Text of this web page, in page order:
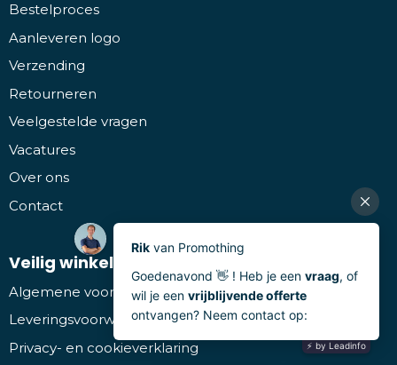
Bestelproces
Aanleveren logo
Verzending
Retourneren
Veelgestelde vragen
Vacatures
Over ons
Contact
Veilig winkelen
Algemene voorwaarden
Leveringsvoorwaarden
Privacy- en cookieverklaring